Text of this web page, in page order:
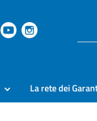
La rete dei